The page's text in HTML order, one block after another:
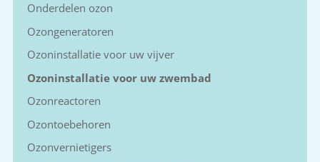
Onderdelen ozon
Ozongeneratoren
Ozoninstallatie voor uw vijver
Ozoninstallatie voor uw zwembad
Ozonreactoren
Ozontoebehoren
Ozonvernietigers